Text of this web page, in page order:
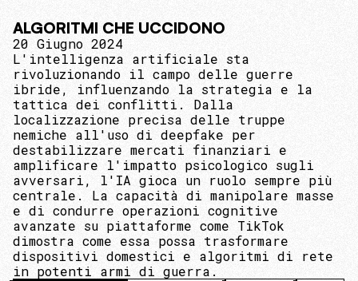
ALGORITMI CHE UCCIDONO
20 Giugno 2024
L'intelligenza artificiale sta
rivoluzionando il campo delle guerre
ibride, influenzando la strategia e la
tattica dei conflitti. Dalla
localizzazione precisa delle truppe
nemiche all'uso di deepfake per
destabilizzare mercati finanziari e
amplificare l'impatto psicologico sugli
avversari, l'IA gioca un ruolo sempre più
centrale. La capacità di manipolare masse
e di condurre operazioni cognitive
avanzate su piattaforme come TikTok
dimostra come essa possa trasformare
dispositivi domestici e algoritmi di rete
in potenti armi di guerra.